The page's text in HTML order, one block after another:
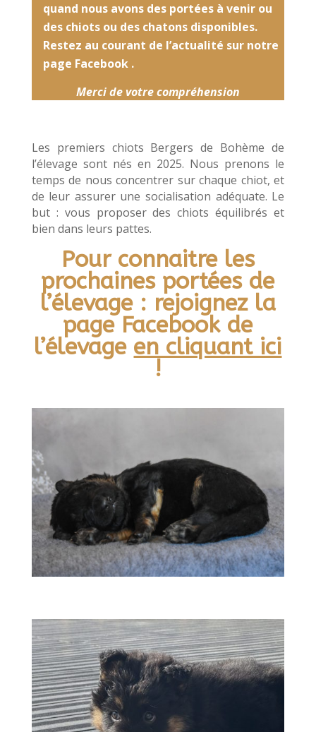
quand nous avons des portées à venir ou
des chiots ou des chatons disponibles.
Restez au courant de l’actualité sur notre
page Facebook .
Merci de votre compréhension
Les premiers chiots Bergers de Bohème de
l’élevage sont nés en 2025. Nous prenons le
temps de nous concentrer sur chaque chiot, et
de leur assurer une socialisation adéquate. Le
but : vous proposer des chiots équilibrés et
bien dans leurs pattes.
Pour connaitre les
prochaines portées de
l’élevage : rejoignez la
page Facebook de
l’élevage en cliquant ici
!